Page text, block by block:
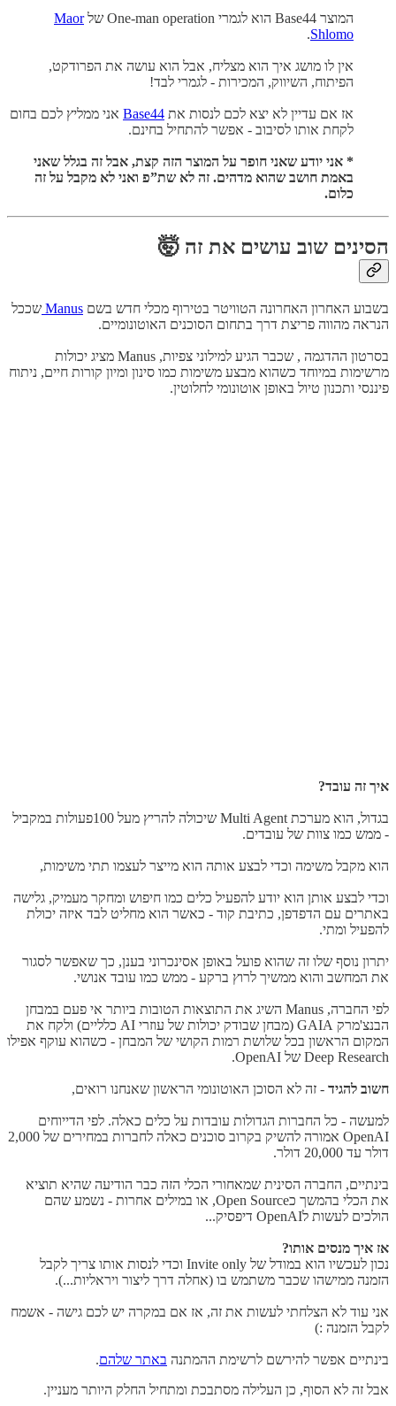
המוצר Base44 הוא לגמרי One-man operation של
Maor
Shlomo
.
אין לו מושג איך הוא מצליח, אבל הוא עושה את הפרודקט,
הפיתוח, השיווק, המכירות - לגמרי לבד!
אז אם עדיין לא יצא לכם לנסות את Base44 אני ממליץ לכם בחום
לקחת אותו לסיבוב - אפשר להתחיל בחינם.
* אני יודע שאני חופר על המוצר הזה קצת, אבל זה בגלל שאני
באמת חושב שהוא מדהים. זה לא שת”פ ואני לא מקבל על זה
כלום.
הסינים שוב עושים את זה 🤯
בשבוע האחרון האחרונה הטוויטר בטירוף מכלי חדש בשם Manus שככל
הנראה מהווה פריצת דרך בתחום הסוכנים האוטונומיים.
בסרטון ההדגמה , שכבר הגיע למילוני צפיות, Manus מציג יכולות
מרשימות במיוחד כשהוא מבצע משימות כמו סינון ומיון קורות חיים, ניתוח
פיננסי ותכנון טיול באופן אוטונומי לחלוטין.
איך זה עובד?
בגדול, הוא מערכת Multi Agent שיכולה להריץ מעל 100פעולות במקביל
- ממש כמו צוות של עובדים.
הוא מקבל משימה וכדי לבצע אותה הוא מייצר לעצמו תתי משימות,
וכדי לבצע אותן הוא יודע להפעיל כלים כמו חיפוש ומחקר מעמיק, גלישה
באתרים עם הדפדפן, כתיבת קוד - כאשר הוא מחליט לבד איזה יכולת
להפעיל ומתי.
יתרון נוסף שלו זה שהוא פועל באופן אסינכרוני בענן, כך שאפשר לסגור
את המחשב והוא ממשיך לרוץ ברקע - ממש כמו עובד אנושי.
לפי החברה, Manus השיג את התוצאות הטובות ביותר אי פעם במבחן
הבנצ'מרק GAIA (מבחן שבודק יכולות של עוזרי AI כלליים) ולקח את
המקום הראשון בכל שלושת רמות הקושי של המבחן - כשהוא עוקף אפילו
Deep Research של OpenAI.
חשוב להגיד - זה לא הסוכן האוטונומי הראשון שאנחנו רואים,
למעשה - כל החברות הגדולות עובדות על כלים כאלה. לפי הדייוחים
OpenAI אמורה להשיק בקרוב סוכנים כאלה לחברות במחירים של 2,000
דולר עד 20,000 דולר.
בינתיים, החברה הסינית שמאחורי הכלי הזה כבר הודיעה שהיא תוציא
את הכלי בהמשך כOpen Source, או במילים אחרות - נשמע שהם
הולכים לעשות לOpenAI דיפסיק...
אז איך מנסים אותו?
נכון לעכשיו הוא במודל של Invite only וכדי לנסות אותו צריך לקבל
הזמנה ממישהו שכבר משתמש בו (אחלה דרך ליצור ויראליות...).
אני עוד לא הצלחתי לעשות את זה, אז אם במקרה יש לכם גישה - אשמח
לקבל הזמנה :)
בינתיים אפשר להירשם לרשימת ההמתנה באתר שלהם.
אבל זה לא הסוף, כן העלילה מסתבכת ומתחיל החלק היותר מעניין.